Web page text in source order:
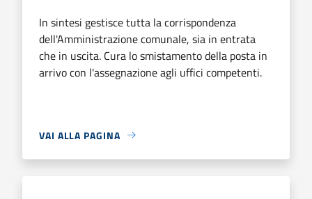
In sintesi gestisce tutta la corrispondenza
dell'Amministrazione comunale, sia in entrata
che in uscita. Cura lo smistamento della posta in
arrivo con l'assegnazione agli uffici competenti.
VAI ALLA PAGINA